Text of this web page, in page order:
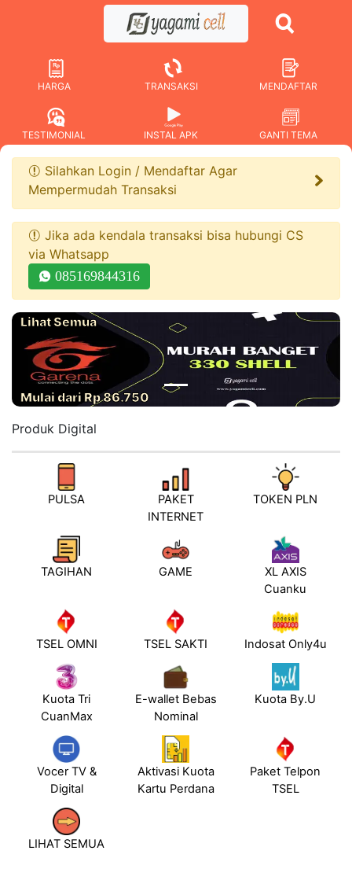
HARGA TRANSAKSI MENDAFTAR
TESTIMONIAL INSTAL APK GANTI TEMA
Silahkan Login / Mendaftar Agar
Mempermudah Transaksi
Jika ada kendala transaksi bisa hubungi CS
via Whatsapp
085169844316
Lihat Semua
Mulai dari Rp 86.750
Produk Digital
PULSA
PAKET
INTERNET
TOKEN PLN
TAGIHAN GAME
XL AXIS
Cuanku
TSEL OMNI TSEL SAKTI Indosat Only4u
Kuota Tri
CuanMax
E-wallet Bebas
Nominal
Kuota By.U
Vocer TV &
Digital
Aktivasi Kuota
Kartu Perdana
Paket Telpon
TSEL
LIHAT SEMUA